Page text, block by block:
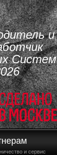
и
Систем
и сервис